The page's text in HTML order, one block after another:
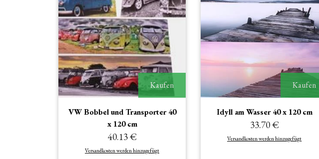
Kaufen
VW Bobbel und Transporter 40
x 120 cm
40.13 €
Versandkosten werden hinzugefügt
Kaufen
Idyll am Wasser 40 x 120 cm
33.70 €
Versandkosten werden hinzugefügt